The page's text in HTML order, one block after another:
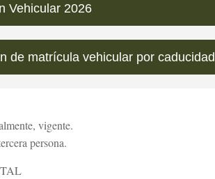
Vehicular 2026
de matrícula vehicular por caducidad
vigente.
persona.